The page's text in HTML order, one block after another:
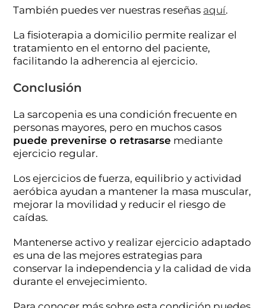
También puedes ver nuestras reseñas aquí.
La fisioterapia a domicilio permite realizar el
tratamiento en el entorno del paciente,
facilitando la adherencia al ejercicio.
Conclusión
La sarcopenia es una condición frecuente en
personas mayores, pero en muchos casos
puede prevenirse o retrasarse mediante
ejercicio regular.
Los ejercicios de fuerza, equilibrio y actividad
aeróbica ayudan a mantener la masa muscular,
mejorar la movilidad y reducir el riesgo de
caídas.
Mantenerse activo y realizar ejercicio adaptado
es una de las mejores estrategias para
conservar la independencia y la calidad de vida
durante el envejecimiento.